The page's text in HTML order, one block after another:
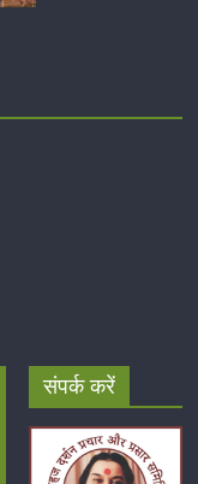
संपर्क करें